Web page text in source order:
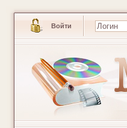
Войти